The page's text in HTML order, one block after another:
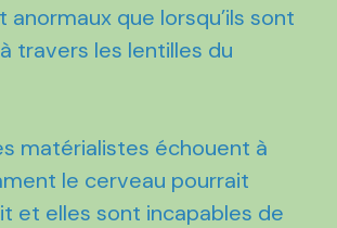
anormaux que lorsqu’ils sont
travers les lentilles du
matérialistes échouent à
le cerveau pourrait
et elles sont incapables de